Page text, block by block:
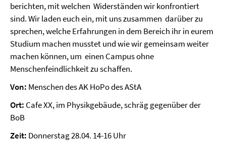
berichten, mit welchen Widerständen wir konfrontiert
sind. Wir laden euch ein, mit uns zusammen darüber zu
sprechen, welche Erfahrungen in dem Bereich ihr in eurem
Studium machen musstet und wie wir gemeinsam weiter
machen können, um einen Campus ohne
Menschenfeindlichkeit zu schaffen.
Von: Menschen des AK HoPo des AStA
Ort: Cafe XX, im Physikgebäude, schräg gegenüber der
BoB
Zeit: Donnerstag 28.04. 14-16 Uhr